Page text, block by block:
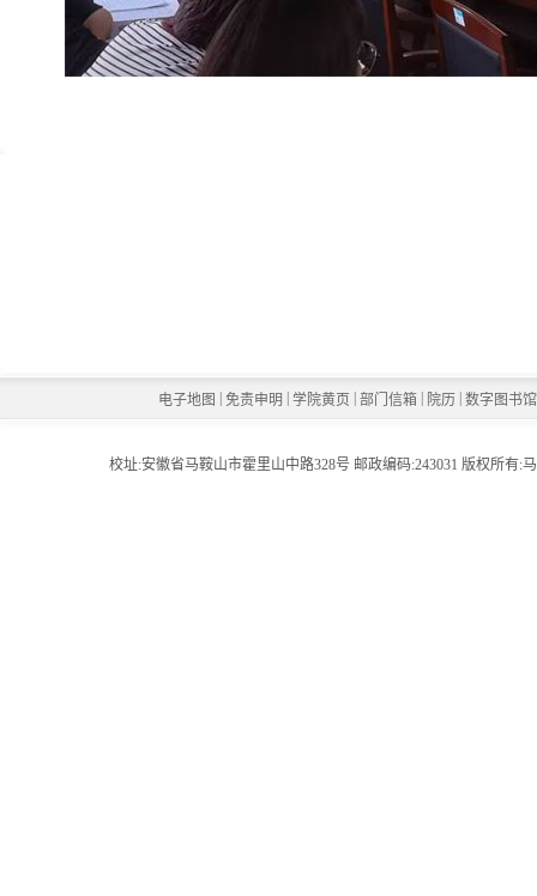
电子地图 免责申明 学院黄页 部门信箱 院历 数字图书
校址:安徽省马鞍山市霍里山中路328号 邮政编码:243031 版权所有: